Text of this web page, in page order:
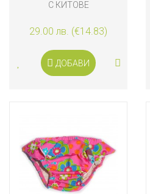
С КИТОВЕ
29.00 лв. (€14.83)
ДОБАВИ